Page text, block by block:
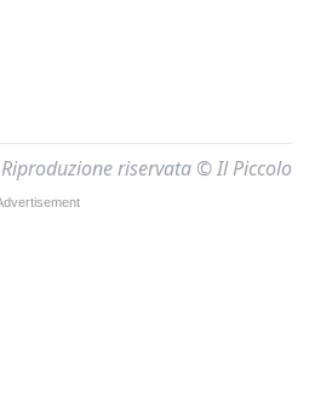
Riproduzione riservata © Il Piccolo